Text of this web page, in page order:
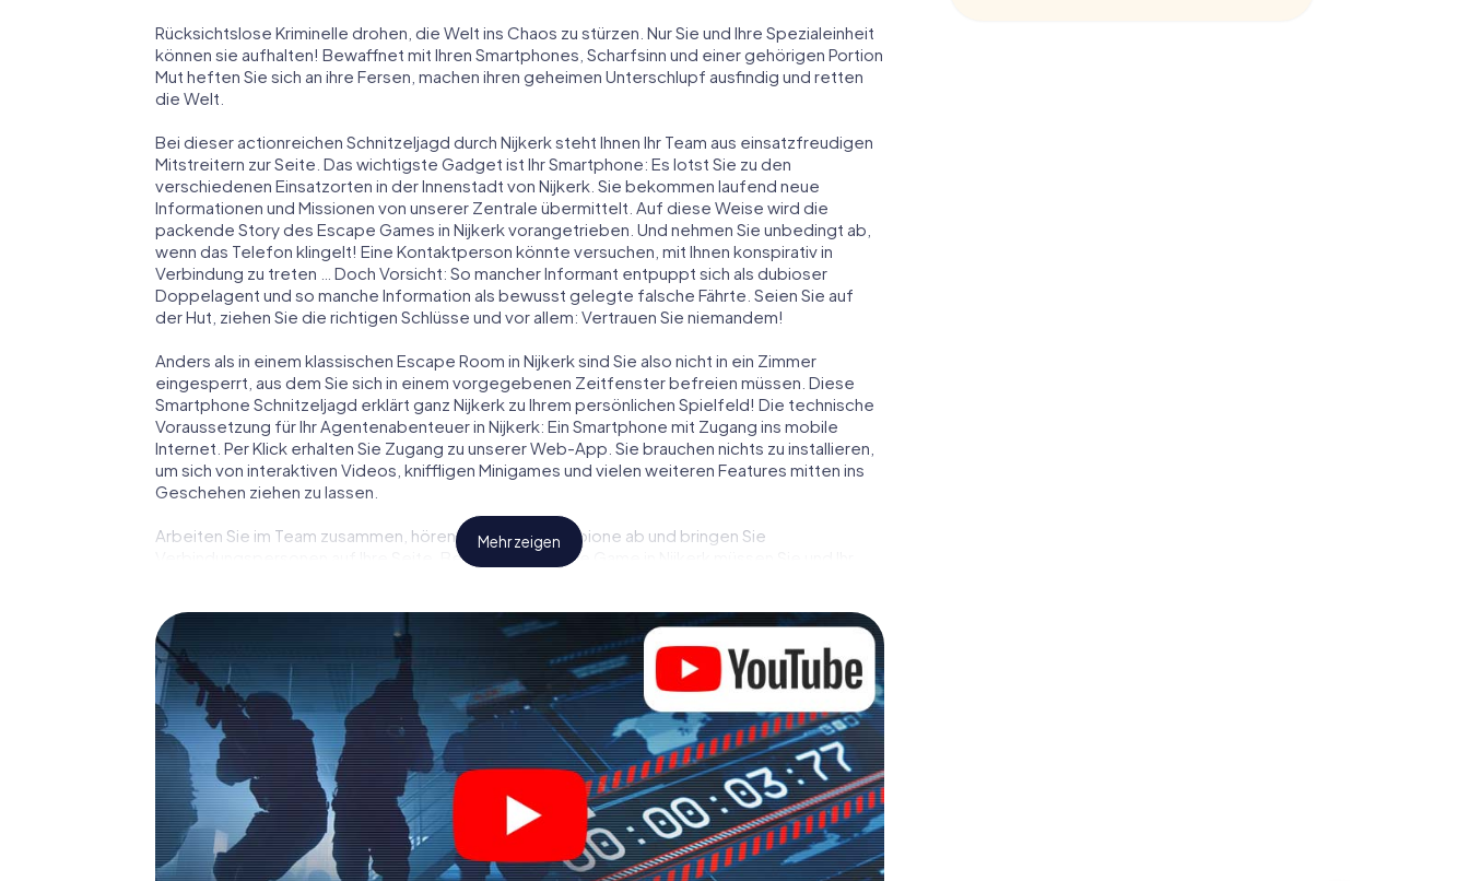
Rücksichtslose Kriminelle drohen, die Welt ins Chaos zu stürzen. Nur Sie und Ihre Spezialeinheit
können sie aufhalten! Bewaffnet mit Ihren Smartphones, Scharfsinn und einer gehörigen Portion
Mut heften Sie sich an ihre Fersen, machen ihren geheimen Unterschlupf ausfindig und retten
die Welt.
Bei dieser actionreichen Schnitzeljagd durch Nijkerk steht Ihnen Ihr Team aus einsatzfreudigen
Mitstreitern zur Seite. Das wichtigste Gadget ist Ihr Smartphone: Es lotst Sie zu den
verschiedenen Einsatzorten in der Innenstadt von Nijkerk. Sie bekommen laufend neue
Informationen und Missionen von unserer Zentrale übermittelt. Auf diese Weise wird die
packende Story des Escape Games in Nijkerk vorangetrieben. Und nehmen Sie unbedingt ab,
wenn das Telefon klingelt! Eine Kontaktperson könnte versuchen, mit Ihnen konspirativ in
Verbindung zu treten … Doch Vorsicht: So mancher Informant entpuppt sich als dubioser
Doppelagent und so manche Information als bewusst gelegte falsche Fährte. Seien Sie auf
der Hut, ziehen Sie die richtigen Schlüsse und vor allem: Vertrauen Sie niemandem!
Anders als in einem klassischen Escape Room in Nijkerk sind Sie also nicht in ein Zimmer
eingesperrt, aus dem Sie sich in einem vorgegebenen Zeitfenster befreien müssen. Diese
Smartphone Schnitzeljagd erklärt ganz Nijkerk zu Ihrem persönlichen Spielfeld! Die technische
Voraussetzung für Ihr Agentenabenteuer in Nijkerk: Ein Smartphone mit Zugang ins mobile
Internet. Per Klick erhalten Sie Zugang zu unserer Web-App. Sie brauchen nichts zu installieren,
um sich von interaktiven Videos, kniffligen Minigames und vielen weiteren Features mitten ins
Geschehen ziehen zu lassen.
Arbeiten Sie im Team zusammen, hören Sie feindliche Spione ab und bringen Sie
Verbindungspersonen auf Ihre Seite. Bei diesem Escape Game in Nijkerk müssen Sie und Ihr
Team im Highscore von Nijkerk und erhalten Zugang zu Ihrer ganz persönlichen Bildergalerie.
Das myCityHunt Escape Game macht Nijkerk zu Ihrem ganz persönlichen Erlebnisspielplatz.
Holen Sie sich Ihre Tickets in die Welt der Spionage und Geheimagenten und verwandeln Sie
Nijkerk in einen Outdoor Escape Room!
Mehr zeigen